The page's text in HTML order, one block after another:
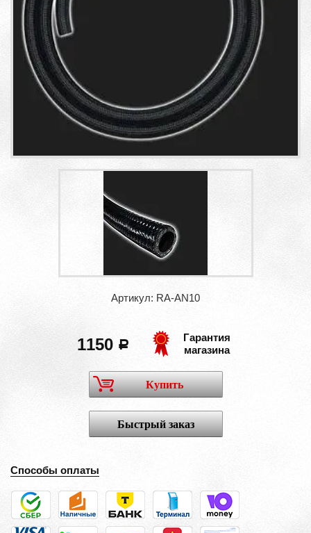
Артикул: RA-AN10
1150 a
Гарантия
магазина
Купить
Быстрый заказ
Способы оплаты